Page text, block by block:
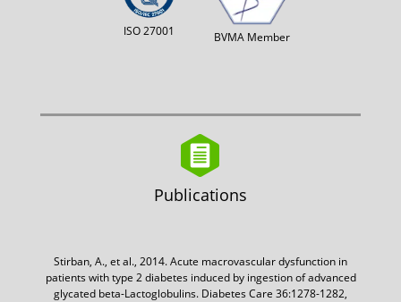
ISO 27001 BVMA Member
Publications
Stirban, A., et al., 2014. Acute macrovascular dysfunction in
patients with type 2 diabetes induced by ingestion of advanced
glycated beta-Lactoglobulins. Diabetes Care 36:1278-1282,